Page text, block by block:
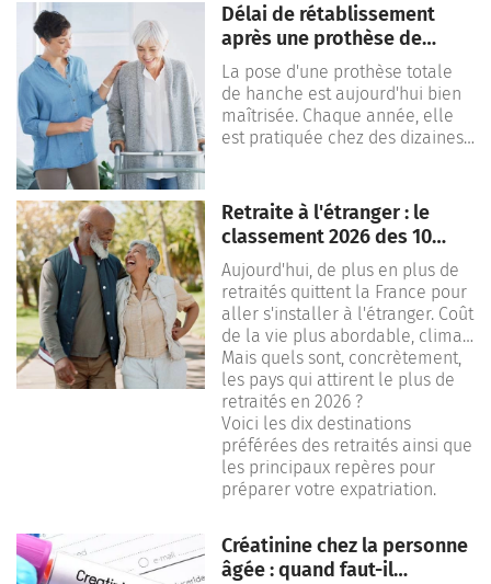
Délai de rétablissement
après une prothèse de
hanche : combien de temps
faut-il pour récupérer ?
La pose d'une prothèse totale
de hanche est aujourd'hui bien
maîtrisée. Chaque année, elle
est pratiquée chez des dizaines
vise à soulager une arthrose
importante de la hanche.
Mais une question revient
systématiquement : combien de
temps faut-il pour un
rétablissement complet ? Entre
la sortie de l'hôpital, la
convalescence et la reprise des
activités du quotidien, le délai
peut varier.
Découvrez dans ce guide, tout
ce qu’il faut savoir sur le
prothèse de hanche.
Retraite à l'étranger : le
classement 2026 des 10
pays qui attirent le plus de
retraités
Aujourd'hui, de plus en plus de
retraités quittent la France pour
aller s'installer à l'étranger. Coût
de la vie plus abordable, climat
plus clément, fiscalité
avantageuse : les raisons de
franchir le pas ne manquent
pas.
Mais quels sont, concrètement,
les pays qui attirent le plus de
retraités en 2026 ?
Voici les dix destinations
préférées des retraités ainsi que
les principaux repères pour
préparer votre expatriation.
Créatinine chez la personne
âgée : quand faut-il